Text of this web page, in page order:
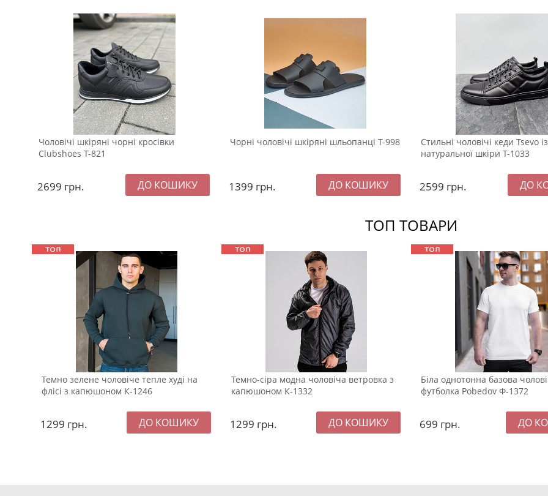
Чоловічі шкіряні чорні кросівки
Clubshoes Т-821
2699 грн.
Чорні чоловічі шкіряні шльопанці Т-998
1399 грн.
Стильні чоловічі кеди Tsevo із
натуральної шкіри Т-1033
2599 грн.
ТОП ТОВАРИ
Темно зелене чоловіче тепле худі на
флісі з капюшоном К-1246
1299 грн.
Темно-сіра модна чоловіча ветровка з
капюшоном К-1332
1299 грн.
Біла однотонна базова
футболка Pobedov Ф-1372
699 грн.